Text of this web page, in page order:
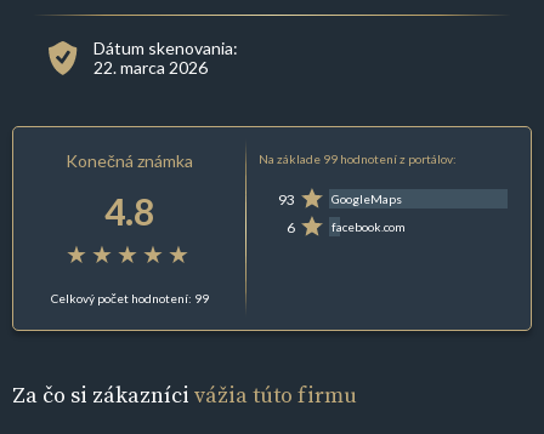
Dátum skenovania:
22. marca 2026
Konečná známka
4.8
Celkový počet hodnotení: 99
Na základe 99 hodnotení z portálov:
93 GoogleMaps
6 facebook.com
Za čo si zákazníci vážia túto firmu